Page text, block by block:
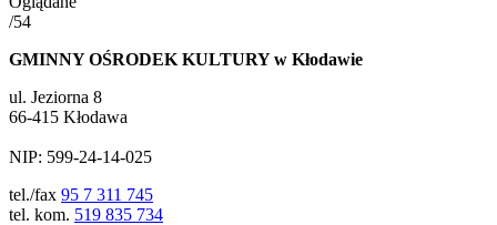
/54
GMINNY OŚRODEK KULTURY w Kłodawie
ul. Jeziorna 8
66-415 Kłodawa
NIP: 599-24-14-025
tel./fax 95 7 311 745
tel. kom. 519 835 734